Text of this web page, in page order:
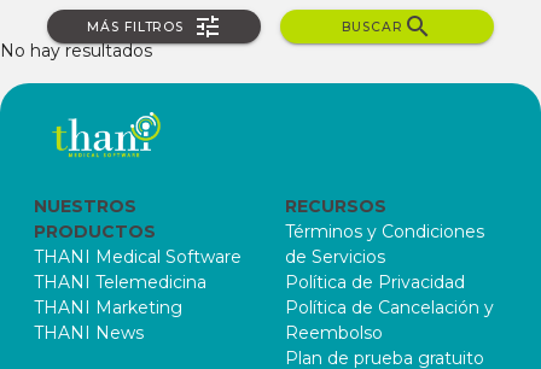
MÁS FILTROS BUSCAR
No hay resultados
NUESTROS
PRODUCTOS
THANI Medical Software
THANI Telemedicina
THANI Marketing
THANI News
RECURSOS
Términos y Condiciones
de Servicios
Política de Privacidad
Política de Cancelación y
Reembolso
Plan de prueba gratuito